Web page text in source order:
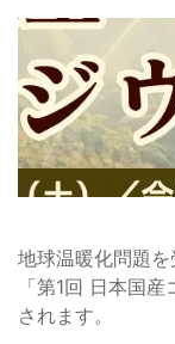
地球温暖化問題
「第1回 日本国
されます。